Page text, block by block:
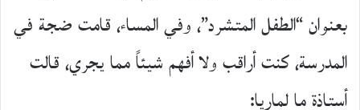
بعنوان “الطفل المتشرد”، وفي المساء، قامت ضجة في
المدرسة، كنت أراقب ولا أفهم شيئاً مما يجري، قالت
أستاذة ما لماريا: